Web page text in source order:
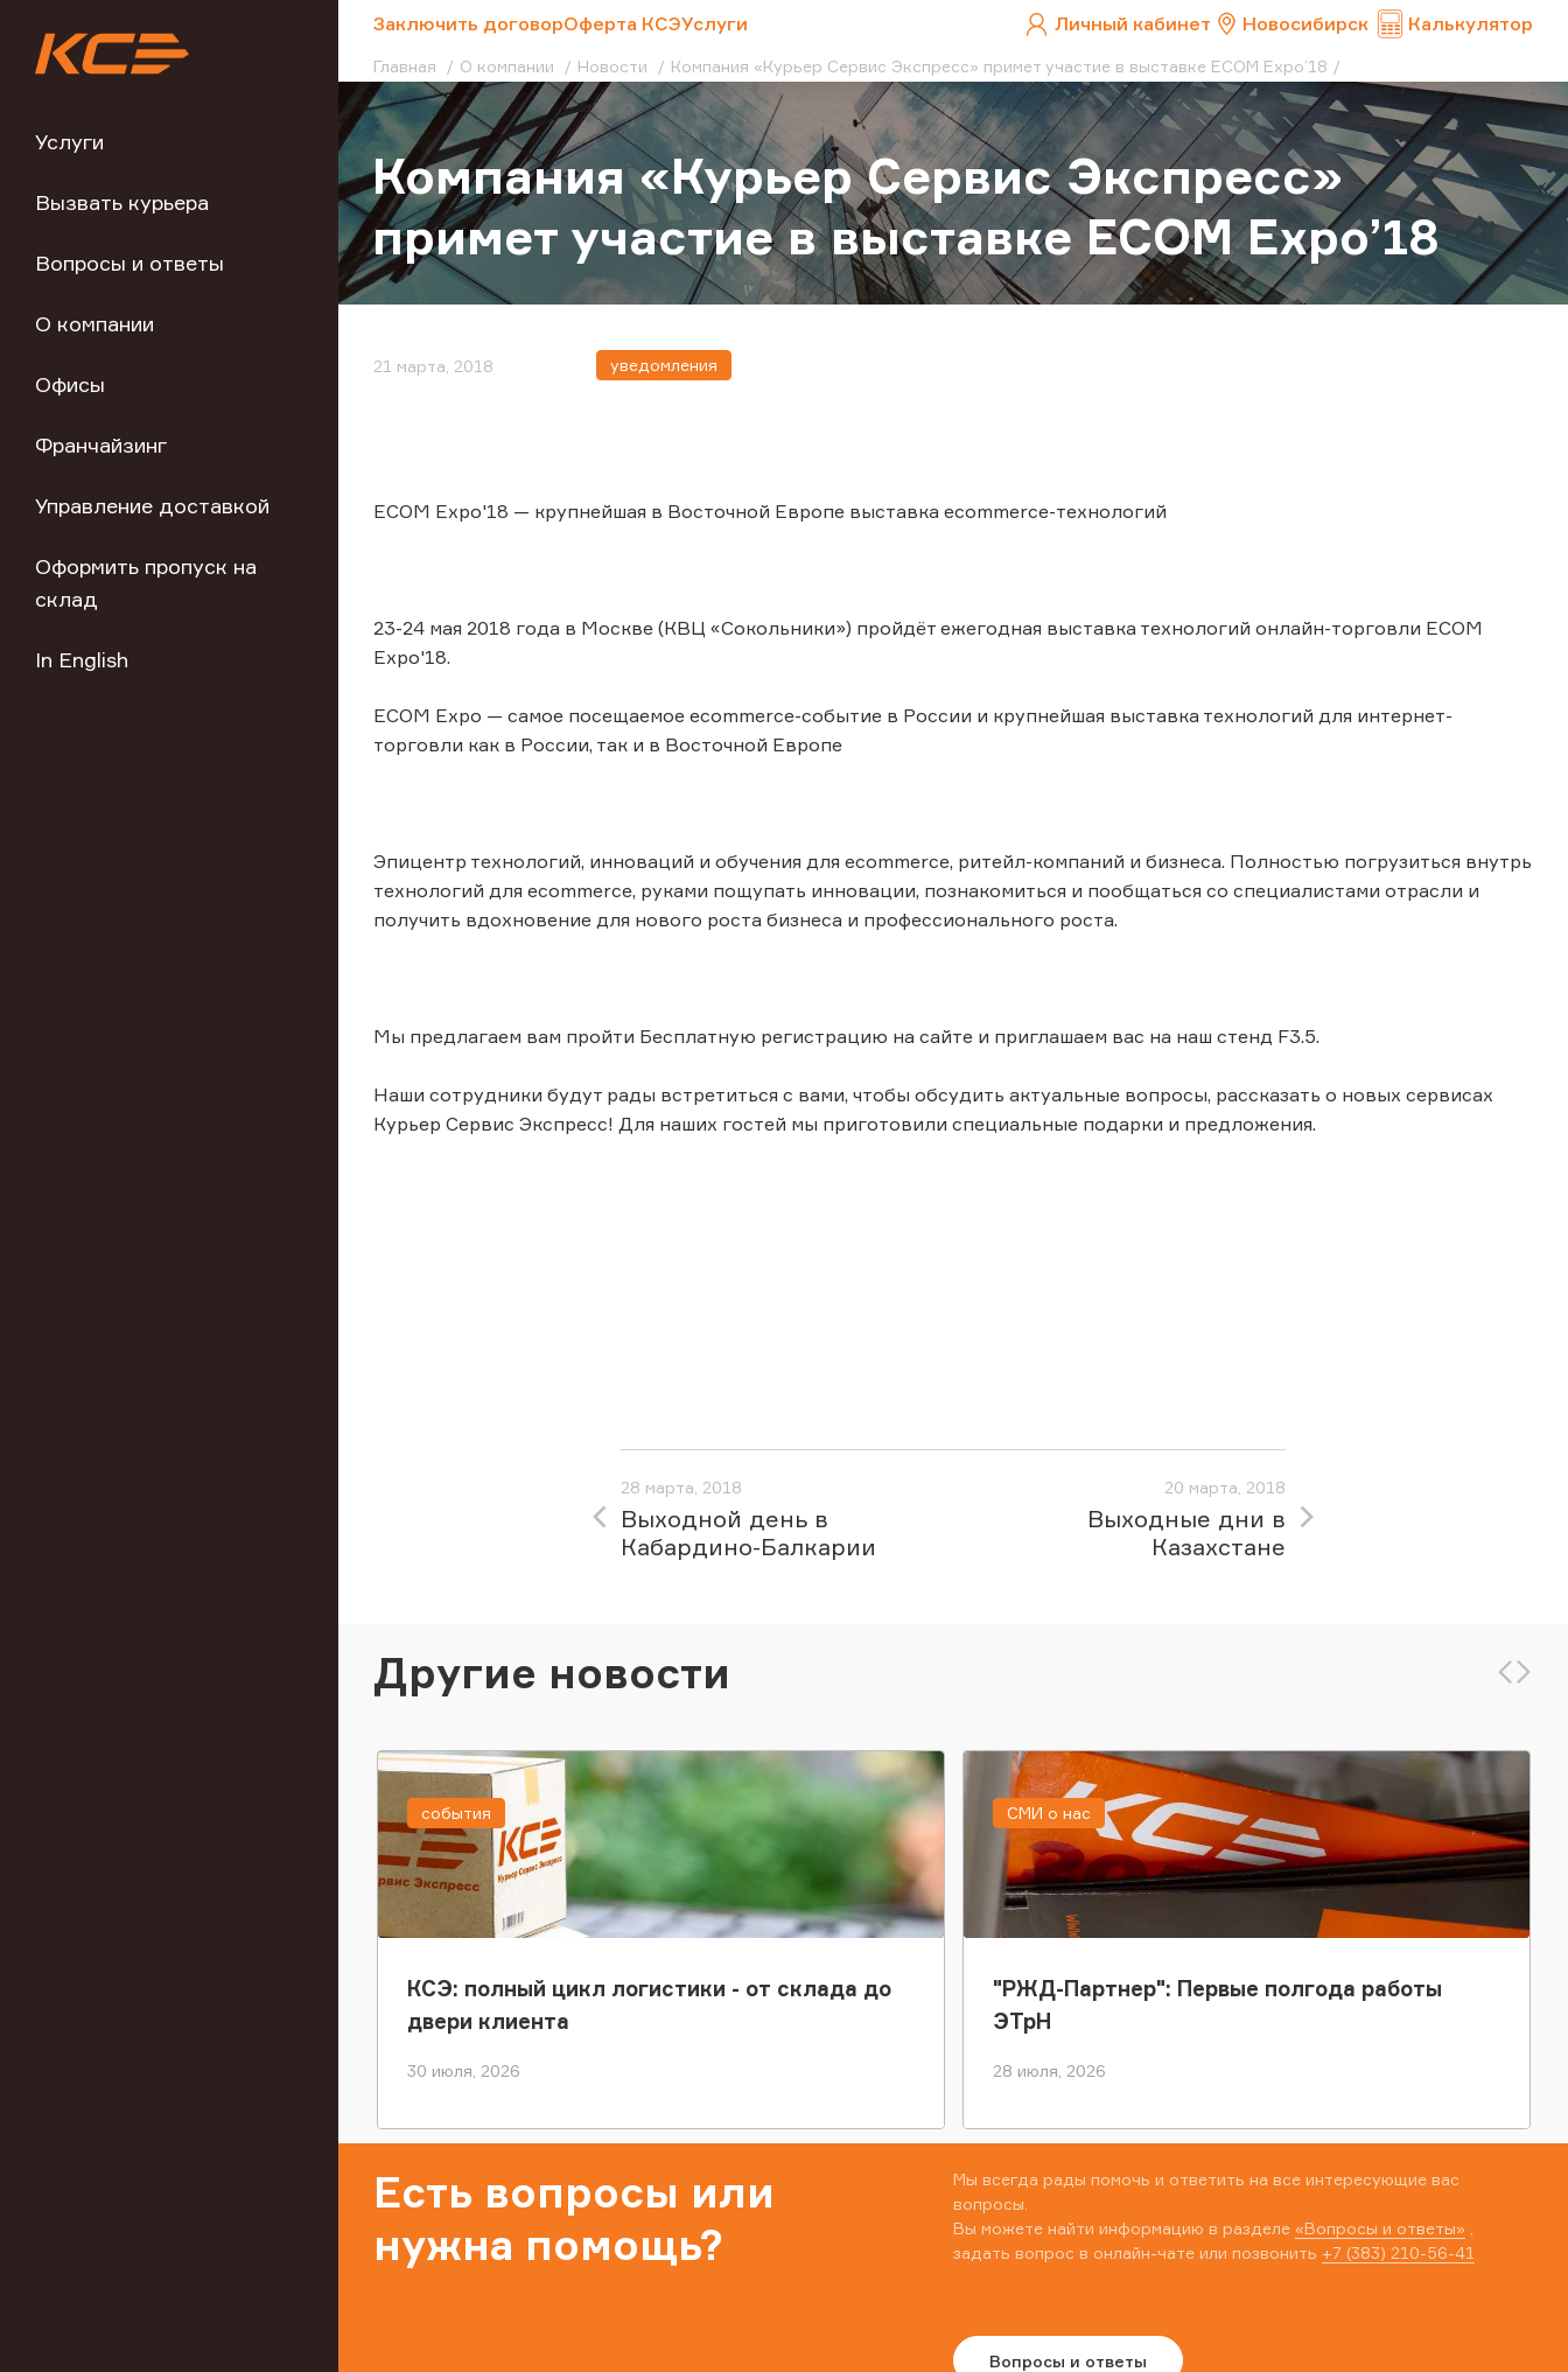
Услуги
Вызвать курьера
Вопросы и ответы
О компании
Офисы
Франчайзинг
Управление доставкой
Оформить пропуск на
склад
In English
Заключить договорОферта КСЭУслуги Личный кабинет Новосибирск Калькулятор
Главная О компании Новости Компания «Курьер Сервис Экспресс» примет участие в выставке ECOM Expo’18
Компания «Курьер Сервис Экспресс»
примет участие в выставке ECOM Expo’18
21 марта, 2018 уведомления
ECOM Expo'18 — крупнейшая в Восточной Европе выставка ecommerce-технологий
23-24 мая 2018 года в Москве (КВЦ «Сокольники») пройдёт ежегодная выставка технологий онлайн-торговли ECOM
Expo'18.
ECOM Expo — самое посещаемое ecommerce-событие в России и крупнейшая выставка технологий для интернет-
торговли как в России, так и в Восточной Европе
Эпицентр технологий, инноваций и обучения для ecommerce, ритейл-компаний и бизнеса. Полностью погрузиться внутрь
технологий для ecommerce, руками пощупать инновации, познакомиться и пообщаться со специалистами отрасли и
получить вдохновение для нового роста бизнеса и профессионального роста.
Мы предлагаем вам пройти Бесплатную регистрацию на сайте и приглашаем вас на наш стенд F3.5.
Наши сотрудники будут рады встретиться с вами, чтобы обсудить актуальные вопросы, рассказать о новых сервисах
Курьер Сервис Экспресс! Для наших гостей мы приготовили специальные подарки и предложения.
28 марта, 2018
Выходной день в
Кабардино-Балкарии
20 марта, 2018
Выходные дни в
Казахстане
Другие новости
КСЭ: полный цикл логистики - от склада до
двери клиента
30 июля, 2026
события
"РЖД-Партнер": Первые полгода работы
ЭТрН
28 июля, 2026
СМИ о нас
Есть вопросы или
нужна помощь?
Мы всегда рады помочь и ответить на все интересующие вас
вопросы.
Вы можете найти информацию в разделе «Вопросы и ответы»
задать вопрос в онлайн-чате или позвонить +7 (383) 210-56-41
Вопросы и ответы